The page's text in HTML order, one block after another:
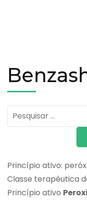
Pesquisar
por:
Princípio ativo:
Classe terapêutica
Princípio ativo